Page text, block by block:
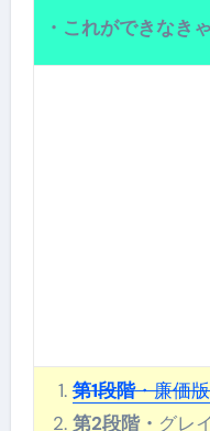
・これができなき
第1段階・廉価
第2段階・ グレ